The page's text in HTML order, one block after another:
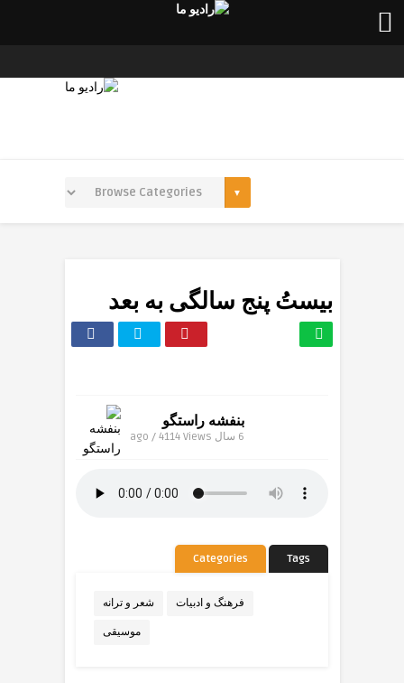
بیستُ پنج سالگی به بعد
بنفشه راستگو
6 سال ago / 4114 Views
Categories Tags
شعر و ترانه فرهنگ و ادبیات
موسیقی